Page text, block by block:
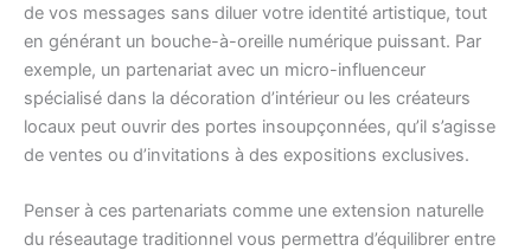
de vos messages sans diluer votre identité artistique, tout
en générant un bouche-à-oreille numérique puissant. Par
exemple, un partenariat avec un micro-influenceur
spécialisé dans la décoration d’intérieur ou les créateurs
locaux peut ouvrir des portes insoupçonnées, qu’il s’agisse
de ventes ou d’invitations à des expositions exclusives.
Penser à ces partenariats comme une extension naturelle
du réseautage traditionnel vous permettra d’équilibrer entre